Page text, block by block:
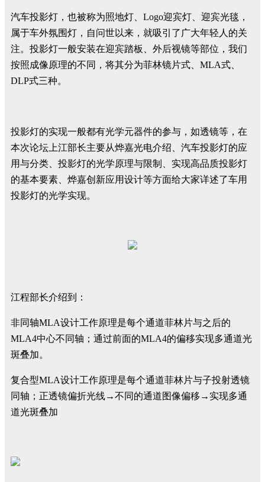
汽车投影灯，也被称为照地灯、Logo迎宾灯、迎宾光毯，
属于车外氛围灯，自问世以来，就吸引了广大年轻人的关
注。投影灯一般安装在迎宾踏板、外后视镜等部位，我们
按照成像原理的不同，将其分为菲林镜片式、MLA式、
DLP式三种。
投影灯的实现一般都有光学元器件的参与，如透镜等，在
本次论坛上江部长主要从烨嘉光电介绍、汽车投影灯的应
用与分类、投影灯的光学原理与限制、实现高品质投影灯
的基本要素、烨嘉创新应用设计等方面给大家详述了车用
投影灯的光学实现。
江程部长介绍到：
非同轴MLA设计工作原理是每个通道菲林片与之后的
MLA4中心不同轴；通过前面的MLA4的偏移实现多通道光
斑叠加。
复合型MLA设计工作原理是每个通道菲林片与子投射透镜
同轴；正透镜偏折光线→不同的通道图像偏移→实现多通
道光斑叠加